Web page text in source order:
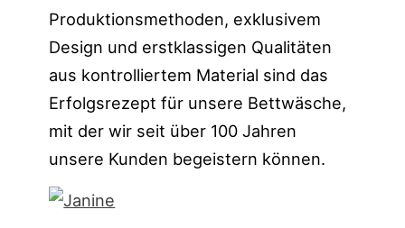
Produktionsmethoden, exklusivem
Design und erstklassigen Qualitäten
aus kontrolliertem Material sind das
Erfolgsrezept für unsere Bettwäsche,
mit der wir seit über 100 Jahren
unsere Kunden begeistern können.